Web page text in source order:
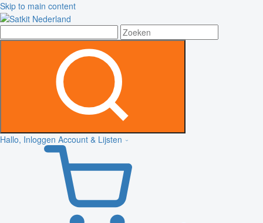
Skip to main content
Hallo, Inloggen Account & Lijsten